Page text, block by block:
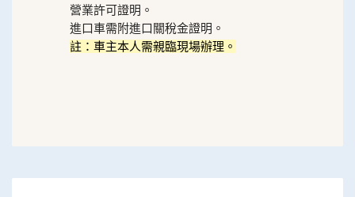
營業許可證明。
進口車需附進口關稅金證明。
註：車主本人需親臨現場辦理。